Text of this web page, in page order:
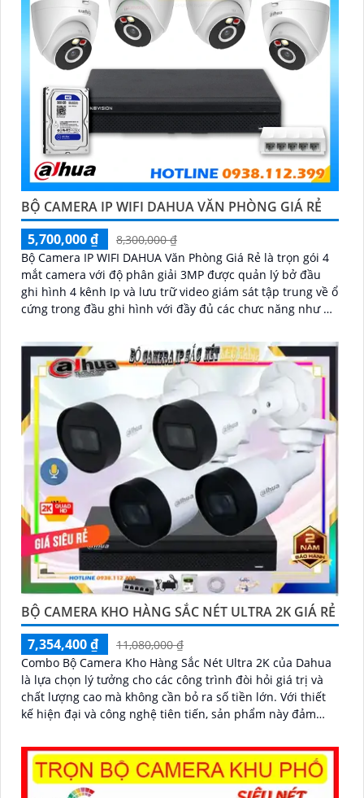
BỘ CAMERA IP WIFI DAHUA VĂN PHÒNG GIÁ RẺ
5,700,000 ₫
8,300,000 ₫
Bộ Camera IP WIFI DAHUA Văn Phòng Giá Rẻ là trọn gói 4
mắt camera với độ phân giải 3MP được quản lý bở đầu
ghi hình 4 kênh Ip và lưu trữ video giám sát tập trung về ổ
cứng trong đầu ghi hình với đầy đủ các chưc năng như AI
giám sát có màu vào ban đêm
BỘ CAMERA KHO HÀNG SẮC NÉT ULTRA 2K GIÁ RẺ
7,354,400 ₫
11,080,000 ₫
Combo Bộ Camera Kho Hàng Sắc Nét Ultra 2K của Dahua
là lựa chọn lý tưởng cho các công trình đòi hỏi giá trị và
chất lượng cao mà không cần bỏ ra số tiền lớn. Với thiết
kế hiện đại và công nghệ tiên tiến, sản phẩm này đảm